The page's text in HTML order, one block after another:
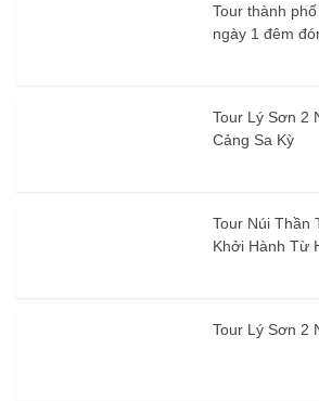
Tour thành
ngày 1 đêm
Tour Lý Sơn 2
Cảng Sa Kỳ
Tour Núi Thần
Khởi Hành Từ
Tour Lý Sơn 2